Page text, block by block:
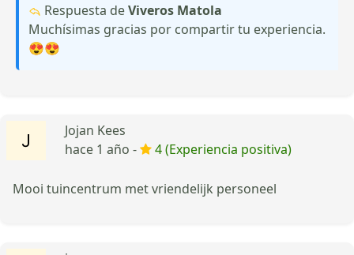
Respuesta deViveros Matola
Muchísimas gracias por compartir tu experiencia.
😍😍
Jojan Kees
hace 1 año -
4 (Experiencia positiva)
Mooi tuincentrum met vriendelijk personeel